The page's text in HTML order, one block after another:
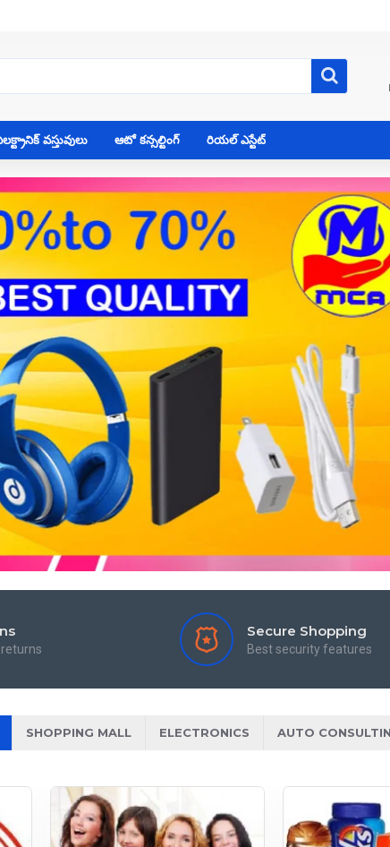
వస్తువులు ఆటో కన్సల్టింగ్ రియల్ ఎస్టేట్
returns
Secure Shopping
Best security features
SHOPPING MALL ELECTRONICS AUTO